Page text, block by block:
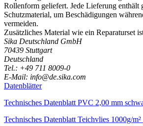
Rollenform geliefert. Jede Lieferung enthält
Schutzmaterial, um Beschädigungen
vermeiden.
Zusätzliches Material wie ein Reparaturset
Sika Deutschland GmbH
70439 Stuttgart
Deutschland
Tel.: +49 711 8009-0
E-Mail: info@de.sika.com
Datenblätter
Technisches Datenblatt PVC 2,00 mm
Technisches Datenblatt Teichvlies 1000g/m²